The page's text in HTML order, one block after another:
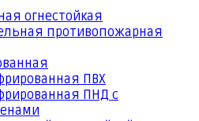
огнестойкая
противопожарная
ПВХ
ПНД с